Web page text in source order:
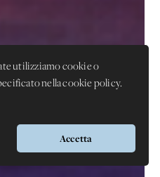
utilizziamo cookie o
nella cookie policy.
Accetta